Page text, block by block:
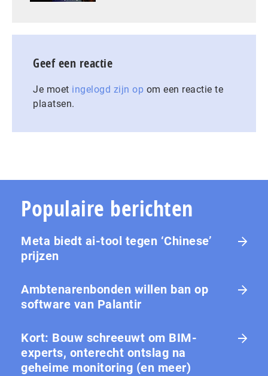
Geef een reactie
Je moet ingelogd zijn op om een reactie te
plaatsen.
Populaire berichten
Meta biedt ai-tool tegen ‘Chinese’
prijzen
Ambtenarenbonden willen ban op
software van Palantir
Kort: Bouw schreeuwt om BIM-
experts, onterecht ontslag na
geheime monitoring (en meer)